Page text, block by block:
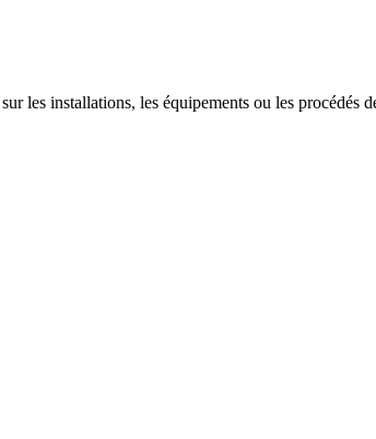
les installations, les équipements ou les procédés